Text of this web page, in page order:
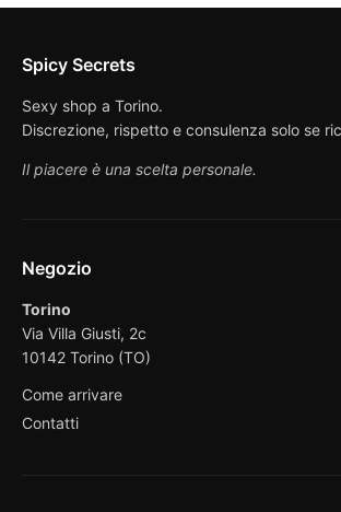
Spicy Secrets
Sexy shop a Torino.
Discrezione, rispetto e consulenza solo se
Il piacere è una scelta personale.
Negozio
Torino
Via Villa Giusti, 2c
10142 Torino (TO)
Come arrivare
Contatti